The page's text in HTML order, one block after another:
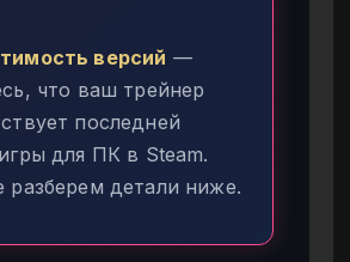
версий —
что ваш трейнер
последней
для ПК в Steam.
разберем детали ниже.